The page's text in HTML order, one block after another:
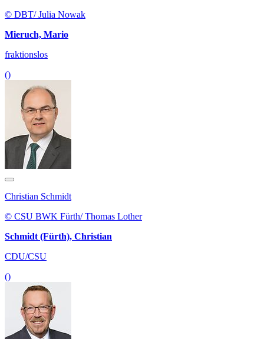
© DBT/ Julia Nowak
Mieruch, Mario
fraktionslos
()
Christian Schmidt
© CSU BWK Fürth/ Thomas Lother
Schmidt (Fürth), Christian
CDU/CSU
()